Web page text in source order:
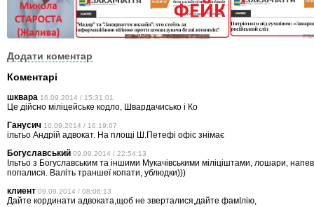
Додати коментар
Коментарі
шквара 16.09.2014 / 15:31:01
Це дійсно міліцейське кодло, Швардачисько і Ко
Ганусич 10.09.2014 / 16:19:07
ільтьо Андрій адвокат. На площі Ш.Петефі офіс знімає
Богуславський 09.09.2014 / 22:54:13
Ільтьо з Богуславським та іншими Мукачівськими міліціштами, лошари,
попалися. Валіть траншеї копати, ублюдки)))
клиент 09.09.2014 / 08:06:13
Дайте кординати адвоката,щоб не зверталися,дайте фамІлію,